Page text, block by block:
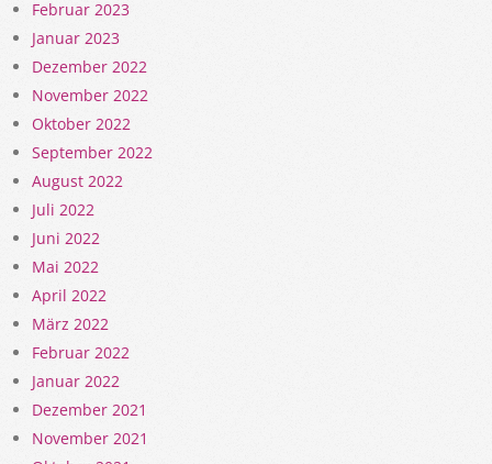
Februar 2023
Januar 2023
Dezember 2022
November 2022
Oktober 2022
September 2022
August 2022
Juli 2022
Juni 2022
Mai 2022
April 2022
März 2022
Februar 2022
Januar 2022
Dezember 2021
November 2021